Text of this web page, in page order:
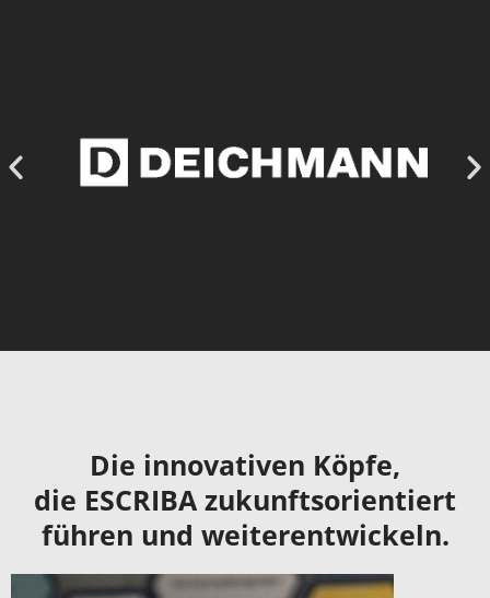
Die innovativen Köpfe,
die ESCRIBA zukunftsorientiert
führen und weiterentwickeln.